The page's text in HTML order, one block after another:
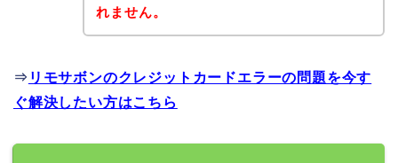
れません。
⇒ リモサボンのクレジットカードエラーの問題を今す
ぐ解決したい方はこちら